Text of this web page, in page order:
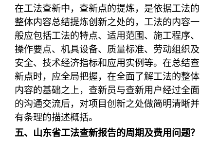
在工法查新中，查新点的提炼，是依据工法的
整体内容总结提炼创新之处的，工法的内容一
般应包括工法的特点、适用范围、施工程序、
操作要点、机具设备、质量标准、劳动组织及
安全、技术经济指标和应用实例等。在总结查
新点时，应全局把握，在全面了解工法的整体
内容的基础之上，查新员与查新用户经过全面
的沟通交流后，对项目创新之处做简明清晰并
有条理的描述概括。
五、山东省工法查新报告的周期及费用问题？